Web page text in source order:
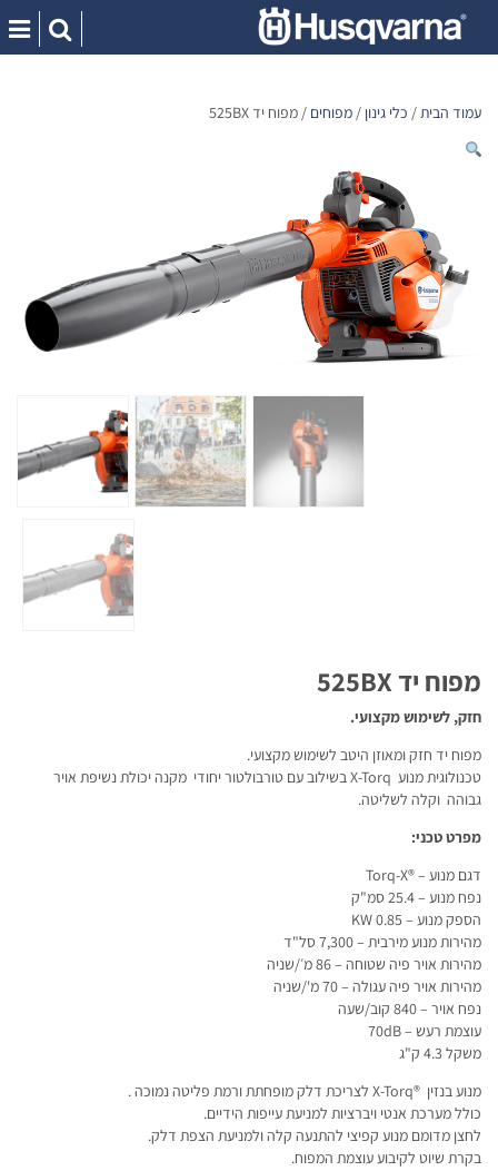
content
עמוד הבית/ כלי גינון / מפוחים / מפוח יד 525BX
מפוח יד 525BX
חזק, לשימוש מקצועי.
מפוח יד חזק ומאוזן היטב לשימוש מקצועי.
טכנולוגית מנוע X-Torq בשילוב עם טורבולטור יחודי מקנה יכולת נשיפת אויר
גבוהה וקלה לשליטה.
מפרט טכני:
דגם מנוע – ®Torq-X
נפח מנוע – 25.4 סמ"ק
הספק מנוע – KW 0.85
מהירות מנוע מירבית – 7,300 סל"ד
מהירות אויר פיה שטוחה – 86 מ׳/שניה
מהירות אויר פיה עגולה – 70 מ'/שניה
נפח אויר – 840 קוב/שעה
עוצמת רעש – 70dB
משקל 4.3 ק"ג
מנוע בנזין ®X-Torq לצריכת דלק מופחתת ורמת פליטה נמוכה .
כולל מערכת אנטי ויברציות למניעת עייפות הידיים.
לחצן מדומם מנוע קפיצי להתנעה קלה ולמניעת הצפת דלק.
בקרת שיוט לקיבוע עוצמת המפוח.